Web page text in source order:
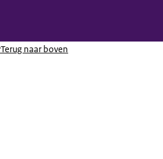
Terug naar boven